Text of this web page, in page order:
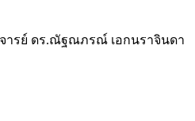
ารย์ ดร.ณัฐณภรณ์ เอกนราจินดา